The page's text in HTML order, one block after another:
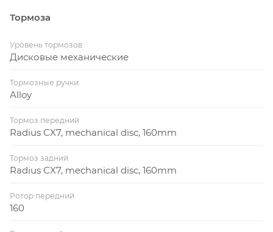
Тормоза
Уровень тормозов
Дисковые механические
Тормозные ручки
Alloy
Тормоз передний
Radius CX7, mechanical disc, 160mm
Тормоз задний
Radius CX7, mechanical disc, 160mm
Ротор передний
160